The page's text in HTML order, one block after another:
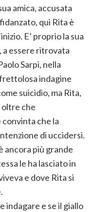
amica, accusata
qui Rita è
E’ proprio la sua
a essere ritrovata
Sarpi, nella
indagine
suicidio, ma Rita,
oltre che
che la
di uccidersi.
ancora più grande
le ha lasciato in
e dove Rita si
indagare e se il giallo